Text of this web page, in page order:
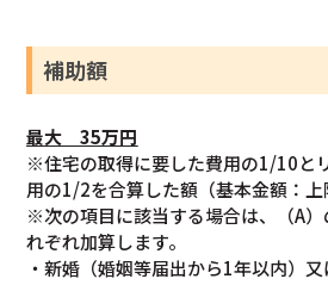
補助額
最大 35万円
※住宅の取得に要した費用の1/10と
用の1/2を合算した額（基本金額：上
※次の項目に該当する場合は、（A
れぞれ加算します。
・新婚（婚姻等届出から1年以内）